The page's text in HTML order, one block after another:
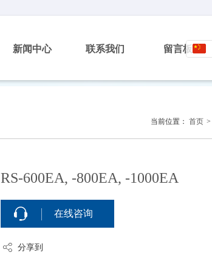
新闻中心 联系我们 留言板
当前位置： 首页 >
RS-600EA, -800EA, -1000EA
在线咨询
分享到